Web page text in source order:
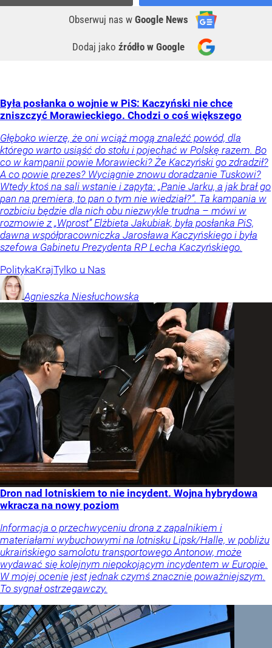
Obserwuj nas w Google News
Dodaj jako źródło w Google
Była posłanka o wojnie w PiS: Kaczyński nie chce
zniszczyć Morawieckiego. Chodzi o coś większego
Głęboko wierzę, że oni wciąż mogą znaleźć powód, dla
którego warto usiąść do stołu i pojechać w Polskę razem. Bo
co w kampanii powie Morawiecki? Że Kaczyński go zdradził?
A co powie prezes? Wyciągnie znowu doradzanie Tuskowi?
Wtedy ktoś na sali wstanie i zapyta: „Panie Jarku, a jak brał go
pan na premiera, to pan o tym nie wiedział?”. Ta kampania w
rozbiciu będzie dla nich obu niezwykle trudna – mówi w
rozmowie z „Wprost” Elżbieta Jakubiak, była posłanka PiS,
dawna współpracowniczka Jarosława Kaczyńskiego i była
szefowa Gabinetu Prezydenta RP Lecha Kaczyńskiego.
PolitykaKrajTylko u Nas
Agnieszka Niesłuchowska
Dron nad lotniskiem to nie incydent. Wojna hybrydowa
wkracza na nowy poziom
Informacja o przechwyceniu drona z zapalnikiem i
materiałami wybuchowymi na lotnisku Lipsk/Halle, w pobliżu
ukraińskiego samolotu transportowego Antonow, może
wydawać się kolejnym niepokojącym incydentem w Europie.
W mojej ocenie jest jednak czymś znacznie poważniejszym.
To sygnał ostrzegawczy.